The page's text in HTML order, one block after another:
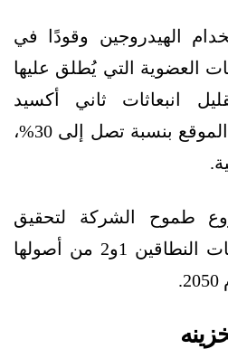
الهيدروجين وقودًا في
العضوية التي يُطلق عليها
انبعاثات ثاني أكسيد
الكربون على مستوى الموقع بنسبة تصل إلى 30%،
طموح الشركة لتحقيق
لانبعاثات النطاقين 1و2 من أصولها